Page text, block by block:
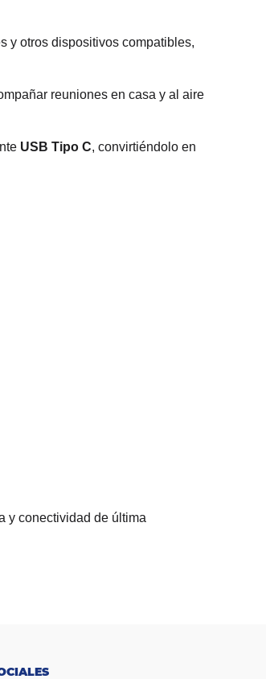
y otros dispositivos compatibles,
reuniones en casa y al aire
USB Tipo C, convirtiéndolo en
y conectividad de última